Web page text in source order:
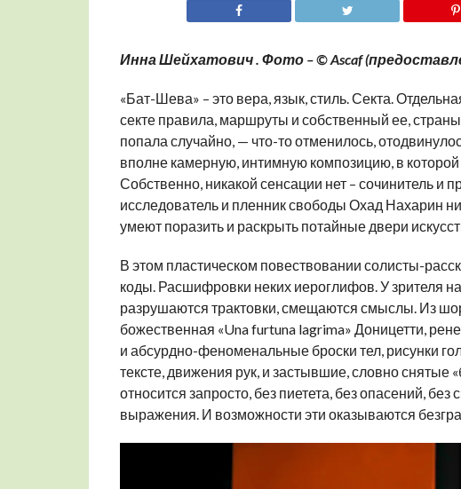
Инна Шейхатович . Фото – © Ascaf
«Бат-Шева» – это вера, язык, стиль. Секта.
секте правила, маршруты и собственный ее,
попала случайно, — что-то отменилось,
вполне камерную, интимную композицию, в
Собственно, никакой сенсации нет – сочинитель и
исследователь и пленник свободы Охад Нахарин
умеют поразить и раскрыть потайные двери
В этом пластическом повествовании солисты-
коды. Расшифровки неких иероглифов. У зрителя
разрушаются трактовки, смещаются смыслы. Из
божественная «Una furtuna lagrima» Доницетти,
и абсурдно-феноменальные броски тел, рисунки
тексте, движения рук, и застывшие, словно снятые
относится запросто, без пиетета, без опасений,
выражения. И возможности эти оказываются